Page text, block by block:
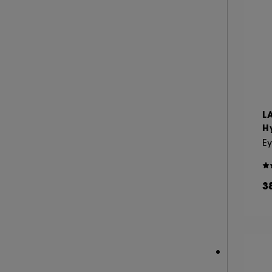
A l'exception des cookies techniques, le
le dépôt de ces cookies grâce au bouton
informations de navigation collectées par
de votre activité en ligne ou en magasin.
de retirer votrte consentement. Si vous